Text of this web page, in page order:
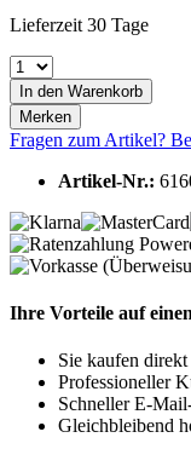
Lieferzeit 30 Tage
In den Warenkorb
Merken
Fragen zum Artikel?
Artikel-Nr.:
Ihre Vorteile auf
Sie kaufen
Professioneller
Schneller E-
Gleichbleibend